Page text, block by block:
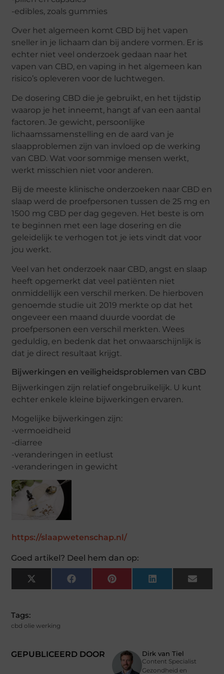
-edibles, zoals gummies
Over het algemeen komt CBD bij het vapen
sneller in je lichaam dan bij andere vormen. Er is
echter niet veel onderzoek gedaan naar het
vapen van CBD, en vaping in het algemeen kan
risico’s opleveren voor de luchtwegen.
De dosering CBD die je gebruikt, en het tijdstip
waarop je het inneemt, hangt af van een aantal
factoren. Je gewicht, persoonlijke
lichaamssamenstelling en de aard van je
slaapproblemen zijn van invloed op de werking
van CBD. Wat voor sommige mensen werkt,
werkt misschien niet voor anderen.
Bij de meeste klinische onderzoeken naar CBD en
slaap werd de proefpersonen tussen de 25 mg en
1500 mg CBD per dag gegeven. Het beste is om
te beginnen met een lage dosering en die
geleidelijk te verhogen tot je iets vindt dat voor
jou werkt.
Veel van het onderzoek naar CBD, angst en slaap
heeft opgemerkt dat veel patiënten niet
onmiddellijk een verschil merken. De hierboven
genoemde studie uit 2019 merkte op dat het
ongeveer een maand duurde voordat de
proefpersonen een verschil merkten. Wees
geduldig, en bedenk dat het onwaarschijnlijk is
dat je direct resultaat krijgt.
Bijwerkingen en veiligheidsproblemen van CBD
Bijwerkingen zijn relatief ongebruikelijk. U kunt
echter enkele kleine bijwerkingen ervaren.
Mogelijke bijwerkingen zijn:
-vermoeidheid
-diarree
-veranderingen in eetlust
-veranderingen in gewicht
https://slaapwetenschap.nl/
Goed artikel? Deel hem dan op:
X
(Twitter)
Facebook Pinterest LinkedIn Email
GEPUBLICEERD DOOR Dirk van Tiel
Content Specialist
Gezondheid en
Tags:
cbd olie werking